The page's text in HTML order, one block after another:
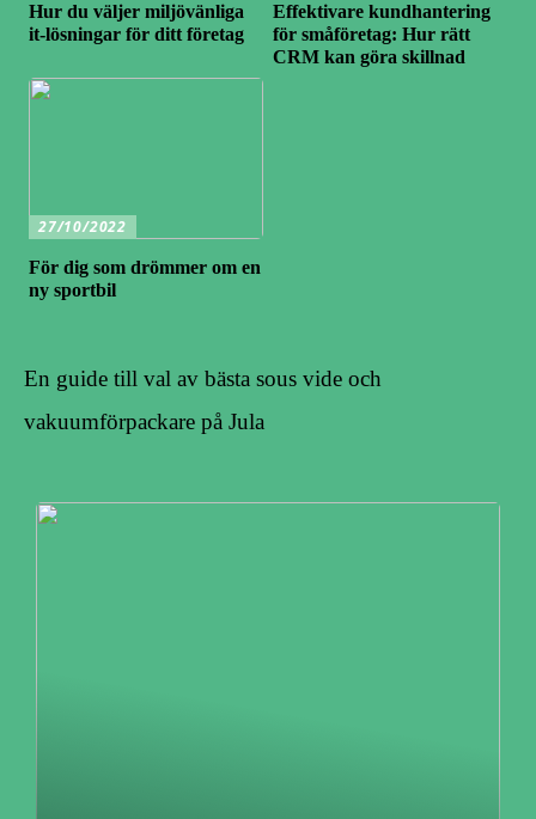
Hur du väljer miljövänliga
it-lösningar för ditt företag
Effektivare kundhantering
för småföretag: Hur rätt
CRM kan göra skillnad
27/10/2022
För dig som drömmer om en
ny sportbil
En guide till val av bästa sous vide och
vakuumförpackare på Jula